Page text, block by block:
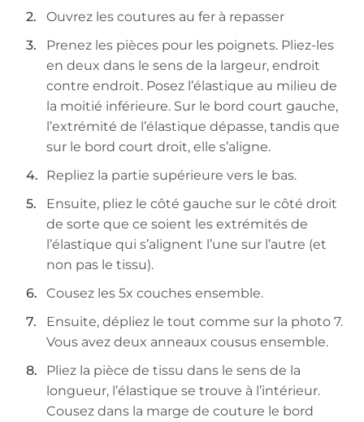
Ouvrez les coutures au fer à repasser
Prenez les pièces pour les poignets. Pliez-les
en deux dans le sens de la largeur, endroit
contre endroit. Posez l’élastique au milieu de
la moitié inférieure. Sur le bord court gauche,
l’extrémité de l’élastique dépasse, tandis que
sur le bord court droit, elle s’aligne.
Repliez la partie supérieure vers le bas.
Ensuite, pliez le côté gauche sur le côté droit
de sorte que ce soient les extrémités de
l’élastique qui s’alignent l’une sur l’autre (et
non pas le tissu).
Cousez les 5x couches ensemble.
Ensuite, dépliez le tout comme sur la photo 7.
Vous avez deux anneaux cousus ensemble.
Pliez la pièce de tissu dans le sens de la
longueur, l’élastique se trouve à l’intérieur.
Cousez dans la marge de couture le bord